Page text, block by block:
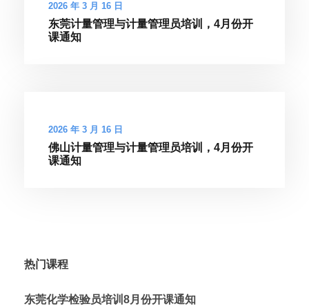
2026 年 3 月 16 日
东莞计量管理与计量管理员培训，4月份开
课通知
2026 年 3 月 16 日
佛山计量管理与计量管理员培训，4月份开
课通知
热门课程
东莞化学检验员培训8月份开课通知